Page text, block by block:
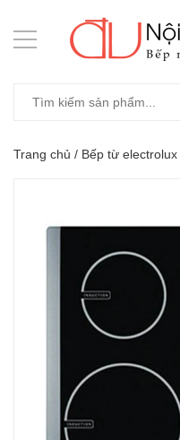
Trang chủ / Bếp từ electrolux